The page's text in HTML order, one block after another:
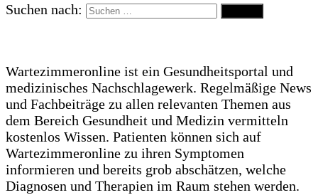
Suchen nach:
Wartezimmeronline ist ein Gesundheitsportal und
medizinisches Nachschlagewerk. Regelmäßige News
und Fachbeiträge zu allen relevanten Themen aus
dem Bereich Gesundheit und Medizin vermitteln
kostenlos Wissen. Patienten können sich auf
Wartezimmeronline zu ihren Symptomen
informieren und bereits grob abschätzen, welche
Diagnosen und Therapien im Raum stehen werden.